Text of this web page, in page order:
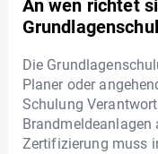
An wen richtet
Die
Planer oder
Schulung
Brandmeldeanlagen
Zertifizierung muss